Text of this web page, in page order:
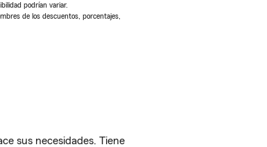
podrían variar.
de los descuentos, porcentajes,
sus necesidades. Tiene